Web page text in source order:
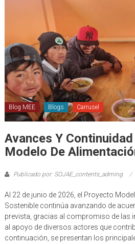
Blog MEE Blogs Carrusel
Avances Y
Modelo De
Publicado por: SOJAE_contents_adming
Al 22 de junio de 2026, el Proyecto
Sostenible continúa avanzando de
prevista, gracias al compromiso de las
al apoyo de diversos actores que
continuación, se presentan los